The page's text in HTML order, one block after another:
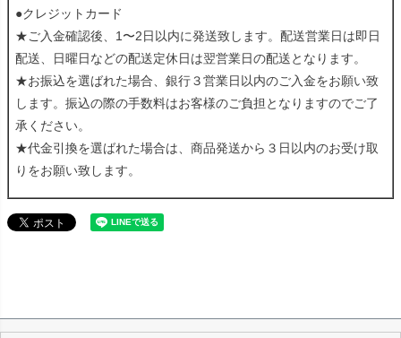
●クレジットカード
★ご入金確認後、1〜2日以内に発送致します。配送営業日は即日
配送、日曜日などの配送定休日は翌営業日の配送となります。
★お振込を選ばれた場合、銀行３営業日以内のご入金をお願い致
します。振込の際の手数料はお客様のご負担となりますのでご了
承ください。
★代金引換を選ばれた場合は、商品発送から３日以内のお受け取
りをお願い致します。